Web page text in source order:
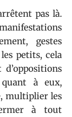
pas là.
gestes
petits, cela
quant à eux,
multiplier les
à tout